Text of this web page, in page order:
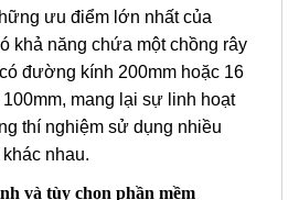
ưu điểm lớn nhất của
khả năng chứa một chồng rây
đường kính 200mm hoặc 16
mang lại sự linh hoạt
thí nghiệm sử dụng nhiều
nhau.
và tùy chọn phần mềm